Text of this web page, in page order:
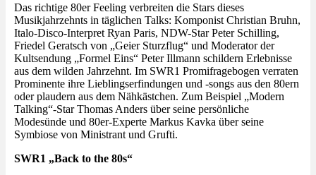
Das richtige 80er Feeling verbreiten die Stars dieses
Musikjahrzehnts in täglichen Talks: Komponist Christian Bruhn,
Italo-Disco-Interpret Ryan Paris, NDW-Star Peter Schilling,
Friedel Geratsch von „Geier Sturzflug“ und Moderator der
Kultsendung „Formel Eins“ Peter Illmann schildern Erlebnisse
aus dem wilden Jahrzehnt. Im SWR1 Promifragebogen verraten
Prominente ihre Lieblingserfindungen und -songs aus den 80ern
oder plaudern aus dem Nähkästchen. Zum Beispiel „Modern
Talking“-Star Thomas Anders über seine persönliche
Modesünde und 80er-Experte Markus Kavka über seine
Symbiose von Ministrant und Grufti.
SWR1 „Back to the 80s“